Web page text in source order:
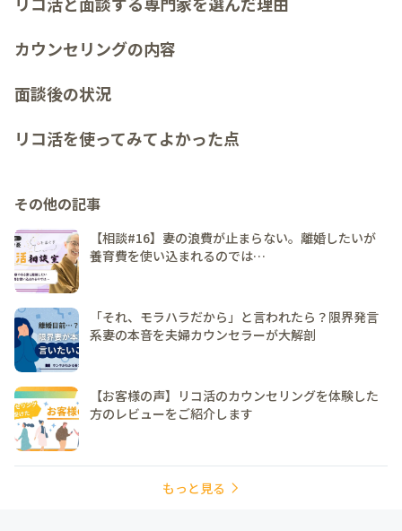
カウンセリングの内容
面談後の状況
リコ活を使ってみてよかった点
その他の記事
【相談#16】妻の浪費が止まらない。離婚したいが
養育費を使い込まれるのでは…
「それ、モラハラだから」と言われたら？限界発言
系妻の本音を夫婦カウンセラーが大解剖
【お客様の声】リコ活のカウンセリングを体験した
方のレビューをご紹介します
もっと見る